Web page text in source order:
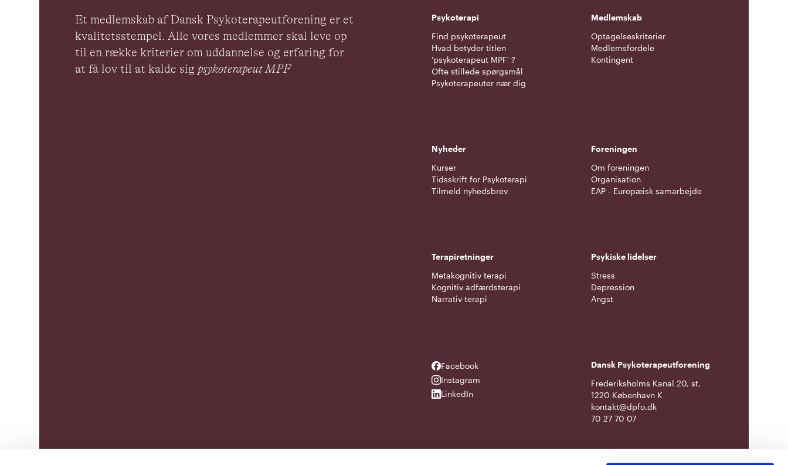
Et medlemskab af Dansk Psykoterapeutforening er et
kvalitetsstempel. Alle vores medlemmer skal leve op
til en række kriterier om uddannelse og erfaring for
at få lov til at kalde sig psykoterapeut MPF
Psykoterapi
Find psykoterapeut
Hvad betyder titlen
'psykoterapeut MPF' ?
Ofte stillede spørgsmål
Psykoterapeuter nær dig
Medlemskab
Optagelseskriterier
Medlemsfordele
Kontingent
Nyheder
Kurser
Tidsskrift for Psykoterapi
Tilmeld nyhedsbrev
Foreningen
Om foreningen
Organisation
EAP - Europæisk samarbejde
Terapiretninger
Metakognitiv terapi
Kognitiv adfærdsterapi
Narrativ terapi
Psykiske lidelser
Stress
Depression
Angst
Facebook
Facebook
Instagram
Instagram
LinkedIn
LinkedIn
Dansk Psykoterapeutforening
Frederiksholms Kanal 20, st.
1220 København K
kontakt@dpfo.dk
70 27 70 07